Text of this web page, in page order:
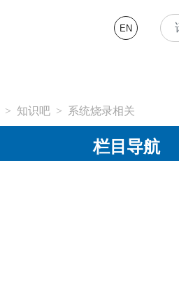
EN
> 知识吧 > 系统烧录相关
栏目导航